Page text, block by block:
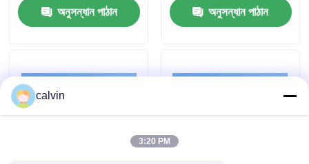
উদ্ধৃতির জন্য আবেদন
সিরামিক পুঁতি বিস্ফোরণ
অনুসন্ধান পাঠান অনুসন্ধান পাঠান
calvin
3:20 PM